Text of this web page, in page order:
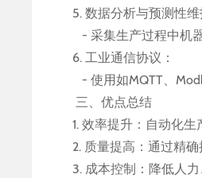
5. 数据分析与预测性维
- 采集生产过程中机
6. 工业通信协议：
- 使用如MQTT、
三、优点总结
1. 效率提升：自动化
2. 质量提高：通过精
3. 成本控制：降低人